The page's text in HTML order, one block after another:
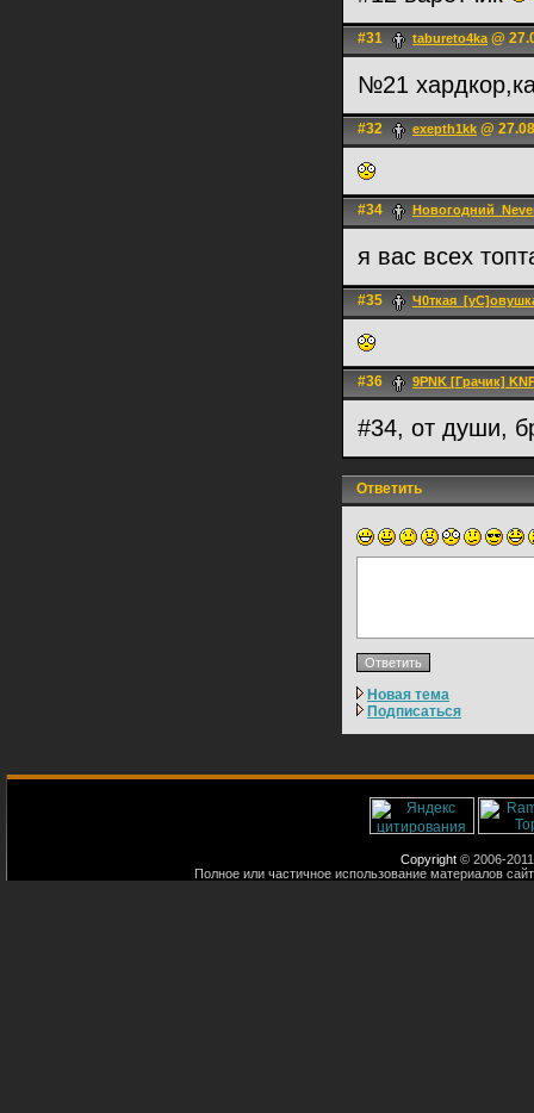
#31 tabureto4ka@
№21
#32 exepth1kk @
#34
я вас всех
#35
#36 9PNK [Грачик]
#34, от души,
Ответить
Новая тема
Подписаться
Copyright © 2006-
Полное или частичное использование материалов